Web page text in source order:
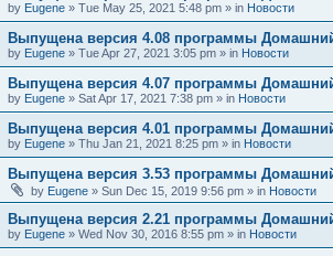
by Eugene » Tue May 25, 2021 5:48 pm » in Новости
Выпущена версия 4.08 программы
by Eugene » Tue Apr 27, 2021 3:05 pm » in Новости
Выпущена версия 4.07 программы
by Eugene » Sat Apr 17, 2021 7:38 pm » in Новости
Выпущена версия 4.01 программы
by Eugene » Thu Jan 21, 2021 8:25 pm » in Новости
Выпущена версия 3.53 программы
by Eugene » Sun Dec 15, 2019 9:56 pm » in Новости
Выпущена версия 2.21 программы
by Eugene » Wed Nov 30, 2016 8:55 pm » in Новости